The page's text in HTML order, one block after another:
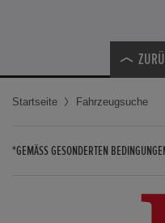
Startseite Fahrzeugsuche
*GEMÄSS GESONDERTEN BEDINGUNGEN